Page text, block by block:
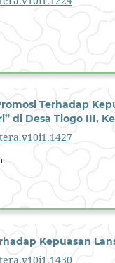
Terhadap
di Desa Tlogo III,
Kepuasan